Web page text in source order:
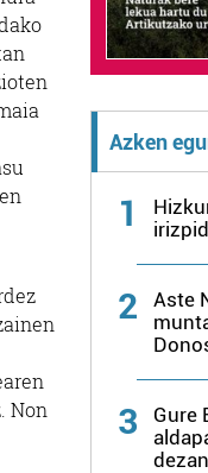
Non
Azken
1
2
Aste
3
Gure